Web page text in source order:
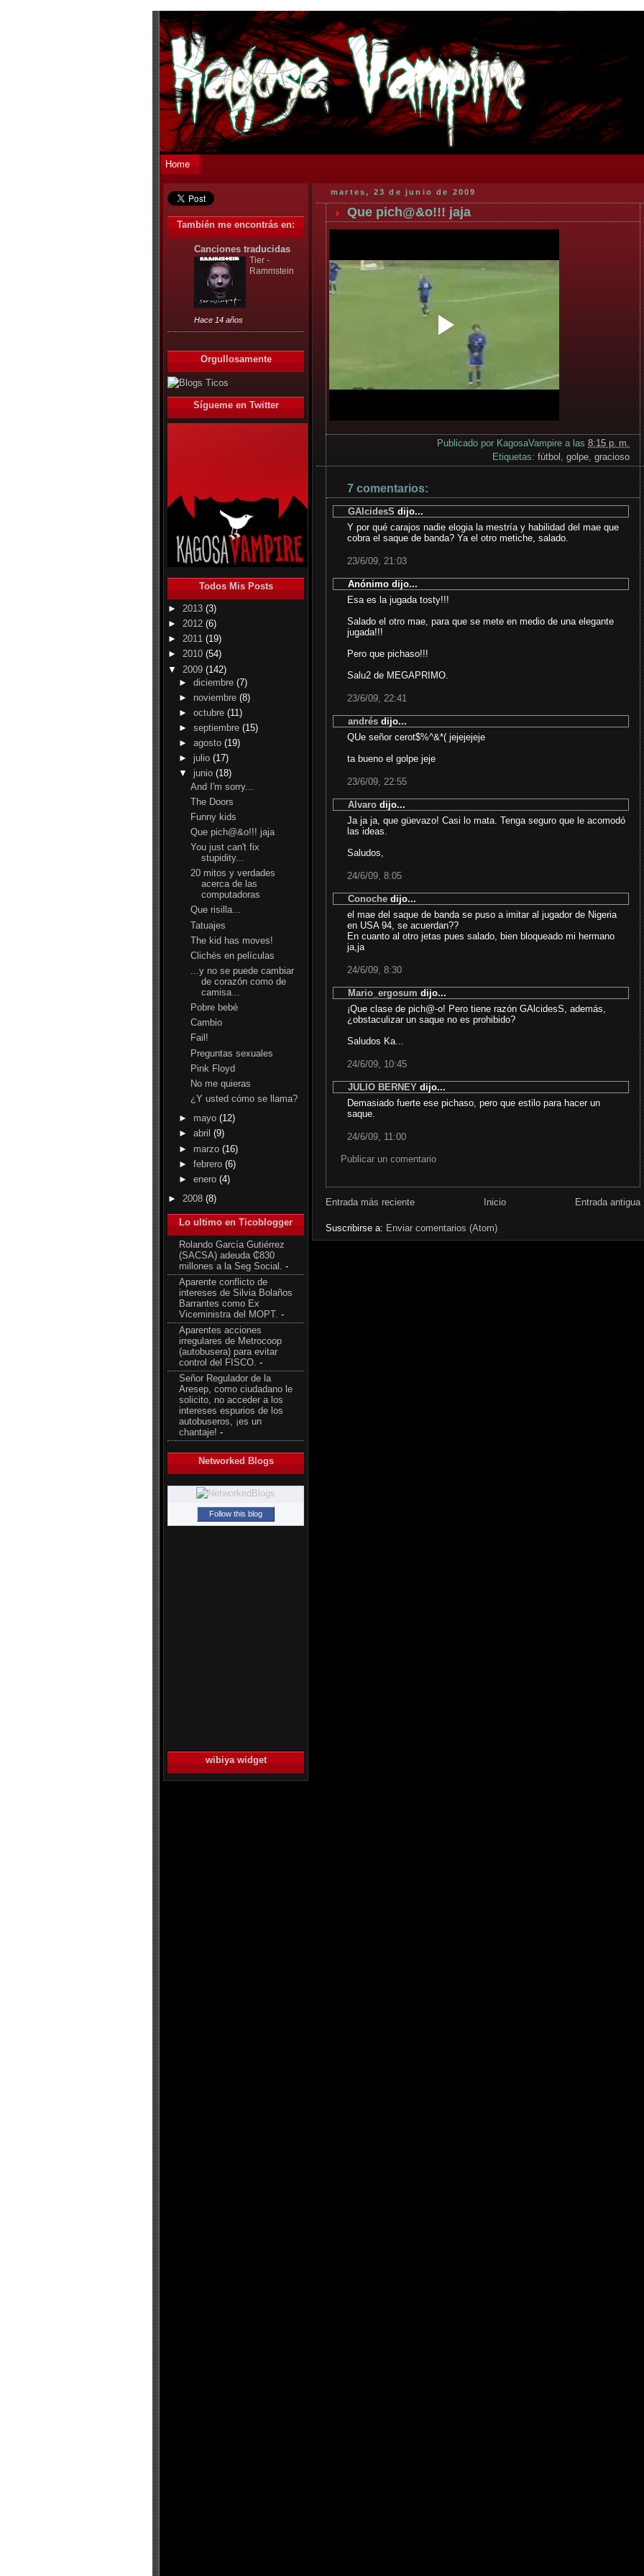
Home
También me encontrás en:
Canciones traducidas
Tier -
Rammstein
Hace 14 años
Orgullosamente
Sígueme en Twitter
Todos Mis Posts
► 2013 (3)
► 2012 (6)
► 2011 (19)
► 2010 (54)
▼ 2009 (142)
►diciembre(7)
► noviembre(8)
►octubre(11)
►septiembre(15)
►agosto(19)
► julio(17)
▼ junio(18)
And I'm sorry...
The Doors
Funny kids
Que pich@&o!!! jaja
You just can't fix
stupidity...
20 mitos y verdades
acerca de las
computadoras
Que risilla...
Tatuajes
The kid has moves!
Clichés en películas
...y no se puede cambiar
de corazón como de
camisa...
Pobre bebé
Cambio
Fail!
Preguntas sexuales
Pink Floyd
No me quieras
¿Y usted cómo se llama?
► mayo(12)
►abril(9)
► marzo(16)
►febrero(6)
►enero(4)
► 2008 (8)
Lo ultimo en Ticoblogger
Rolando García Gutiérrez
(SACSA) adeuda ₵830
millones a la Seg Social. -
Aparente conflicto de
intereses de Silvia Bolaños
Barrantes como Ex
Viceministra del MOPT. -
Aparentes acciones
irregulares de Metrocoop
(autobusera) para evitar
control del FISCO. -
Señor Regulador de la
Aresep, como ciudadano le
solicito, no acceder a los
intereses espurios de los
autobuseros, ¡es un
chantaje! -
Networked Blogs
Follow this blog
wibiya widget
martes, 23 de junio de 2009
Que pich@&o!!! jaja
Publicado por KagosaVampire a las 8:15 p. m.
Etiquetas: fútbol golpe gracioso
7 comentarios:
GAlcidesS dijo...
Y por qué carajos nadie elogia la mestría y habilidad del mae que
cobra el saque de banda? Ya el otro metiche, salado.
23/6/09, 21:03
Anónimo dijo...
Esa es la jugada tosty!!!
Salado el otro mae, para que se mete en medio de una elegante
jugada!!!
Pero que pichaso!!!
Salu2 de MEGAPRIMO.
23/6/09, 22:41
andrés dijo...
QUe señor cerot$%^&*( jejejejeje
ta bueno el golpe jeje
23/6/09, 22:55
Alvaro dijo...
Ja ja ja, que güevazo! Casi lo mata. Tenga seguro que le acomodó
las ideas.
Saludos,
24/6/09, 8:05
Conoche dijo...
el mae del saque de banda se puso a imitar al jugador de Nigeria
en USA 94, se acuerdan??
En cuanto al otro jetas pues salado, bien bloqueado mi hermano
ja,ja
24/6/09, 8:30
Mario_ergosum dijo...
¡Que clase de pich@-o! Pero tiene razón GAlcidesS, además,
¿obstaculizar un saque no es prohibido?
Saludos Ka...
24/6/09, 10:45
JULIO BERNEY dijo...
Demasiado fuerte ese pichaso, pero que estilo para hacer un
saque.
24/6/09, 11:00
Publicar un comentario
Entrada más reciente Entrada antigua
Inicio
Suscribirse a: Enviar comentarios (Atom)